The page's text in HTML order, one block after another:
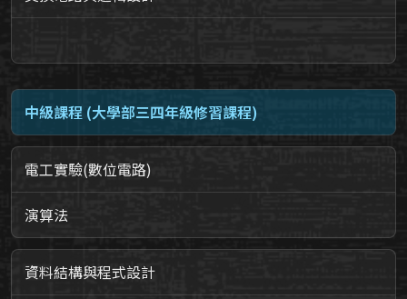
中級課程 (大學部三四年級修習課程)
電工實驗(數位電路)
演算法
資料結構與程式設計